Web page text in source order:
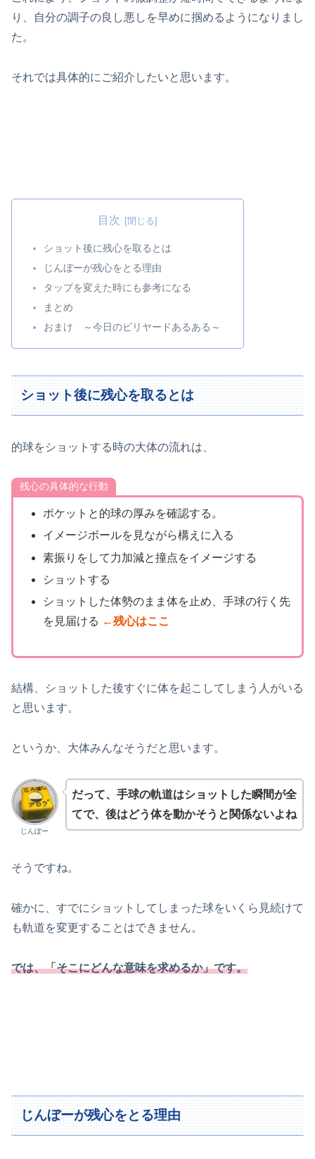
り、自分の調子の良し悪しを早めに掴めるようになりまし
た。
それでは具体的にご紹介したいと思います。
目次
ショット後に残心を取るとは
じんぼーが残心をとる理由
タップを変えた時にも参考になる
まとめ
おまけ ～今日のビリヤードあるある～
ショット後に残心を取るとは
的球をショットする時の大体の流れは、
残心の具体的な行動
ポケットと的球の厚みを確認する。
イメージボールを見ながら構えに入る
素振りをして力加減と撞点をイメージする
ショットする
ショットした体勢のまま体を止め、手球の行く先
を見届ける ←残心はここ
結構、ショットした後すぐに体を起こしてしまう人がいる
と思います。
というか、大体みんなそうだと思います。
じんぼー
だって、手球の軌道はショットした瞬間が全
てで、後はどう体を動かそうと関係ないよね
そうですね。
確かに、すでにショットしてしまった球をいくら見続けて
も軌道を変更することはできません。
では、「そこにどんな意味を求めるか」です。
じんぼーが残心をとる理由